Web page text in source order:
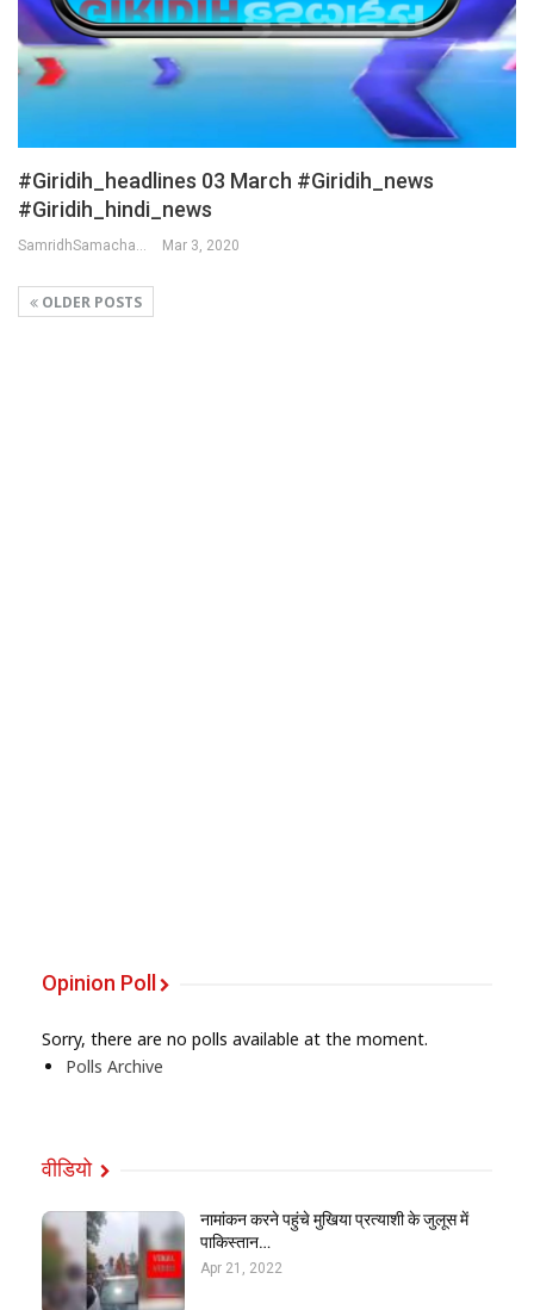
#Giridih_headlines 03 March #Giridih_news
#giridih_hindi_news
SamridhSamachar Desk Mar 3, 2020
OLDER POSTS
Opinion Poll
Sorry, there are no polls available at the moment.
Polls Archive
वीडियो
नामांकन करने पहुंचे मुखिया प्रत्याशी के जुलूस में
पाकिस्तान…
Apr 21, 2022